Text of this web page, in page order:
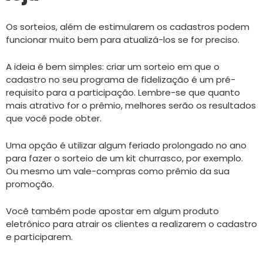
Os sorteios, além de estimularem os cadastros podem
funcionar muito bem para atualizá-los se for preciso.
A ideia é bem simples: criar um sorteio em que o
cadastro no seu programa de fidelização é um pré-
requisito para a participação. Lembre-se que quanto
mais atrativo for o prêmio, melhores serão os resultados
que você pode obter.
Uma opção é utilizar algum feriado prolongado no ano
para fazer o sorteio de um kit churrasco, por exemplo.
Ou mesmo um vale-compras como prêmio da sua
promoção.
Você também pode apostar em algum produto
eletrônico para atrair os clientes a realizarem o cadastro
e participarem.